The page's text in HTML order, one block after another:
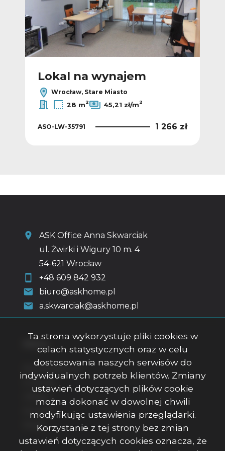
Lokal na wynajem
Wrocław, Stare Miasto
28 m2 45,21 zł/m2
ASO-LW-35791 1 266 zł
ASK Office Anna Skwarciak
ul. Żwirki i Wigury 10 m. 4
54-621 Wrocław
+48 609 842 932
biuro@askhome.pl
a.skwarciak@askhome.pl
Strona główna
O firmie
Kontakt
Rodo
Ta strona wykorzystuje pliki cookies w
celach statystycznych oraz w celu
dostosowania naszych serwisów do
indywidualnych potrzeb klientów. Zmiany
ustawień dotyczących plików cookie
można dokonać w dowolnej chwili
modyfikując ustawienia przeglądarki.
Korzystanie z tej strony bez zmian
ustawień dotyczących cookies oznacza, że